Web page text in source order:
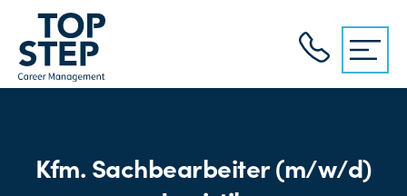
Kfm. Sachbearbeiter (m/w/d)